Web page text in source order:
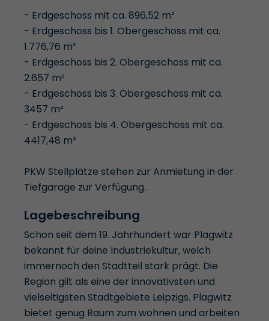
- Erdgeschoss mit ca. 896,52 m²
- Erdgeschoss bis 1. Obergeschoss mit ca.
1.776,76 m²
- Erdgeschoss bis 2. Obergeschoss mit ca.
2.657 m²
- Erdgeschoss bis 3. Obergeschoss mit ca.
3457 m²
- Erdgeschoss bis 4. Obergeschoss mit ca.
4417,48 m²
PKW Stellplätze stehen zur Anmietung in der
Tiefgarage zur Verfügung.
Lagebeschreibung
Schon seit dem 19. Jahrhundert war Plagwitz
bekannt für deine Industriekultur, welch
immernoch den Stadtteil stark prägt. Die
Region gilt als eine der innovativsten und
vielseitigsten Stadtgebiete Leipzigs. Plagwitz
bietet genug Raum zum wohnen und arbeiten